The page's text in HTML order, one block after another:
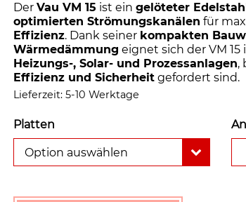
DerVau VM 15 ist eingelöteter
optimierten Strömungskanälen für
Effizienz. Dank seiner kompakten
Wärmedämmung eignet sich der VM
Heizungs-, Solar- und Prozessanlagen,
Effizienz und Sicherheit gefordert sind.
Lieferzeit:5-10 Werktage
Platten
Option auswählen